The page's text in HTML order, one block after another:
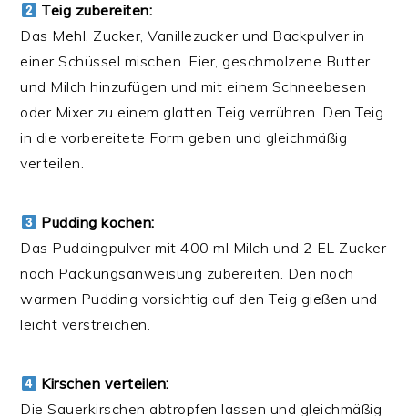
Teig zubereiten:
Das Mehl, Zucker, Vanillezucker und Backpulver in
einer Schüssel mischen. Eier, geschmolzene Butter
und Milch hinzufügen und mit einem Schneebesen
oder Mixer zu einem glatten Teig verrühren. Den Teig
in die vorbereitete Form geben und gleichmäßig
verteilen.
Pudding kochen:
Das Puddingpulver mit 400 ml Milch und 2 EL Zucker
nach Packungsanweisung zubereiten. Den noch
warmen Pudding vorsichtig auf den Teig gießen und
leicht verstreichen.
Kirschen verteilen:
Die Sauerkirschen abtropfen lassen und gleichmäßig